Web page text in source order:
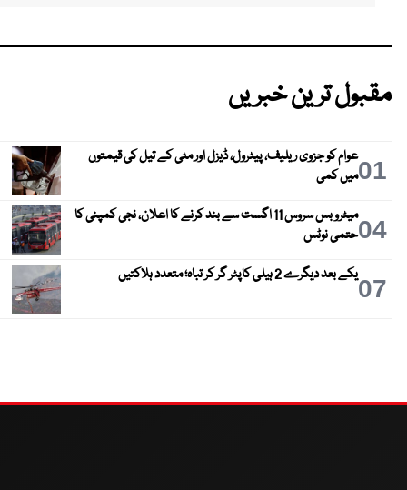
مقبول ترین خبریں
01عوام کو جزوی ریلیف، پیٹرول، ڈیزل اور مٹی کے تیل کی قیمتوں
میں کمی
04
میٹرو بس سروس 11 اگست سے بند کرنے کا اعلان، نجی کمپنی کا
حتمی نوٹس
07یکے بعد دیگرے 2 ہیلی کاپٹر گر کر تباہ؛ متعدد ہلاکتیں